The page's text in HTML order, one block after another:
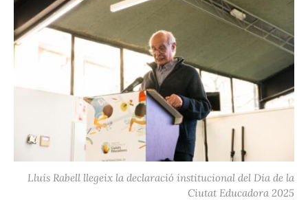
Lluís Rabell llegeix la declaració institucional del Dia de la
Ciutat Educadora 2025